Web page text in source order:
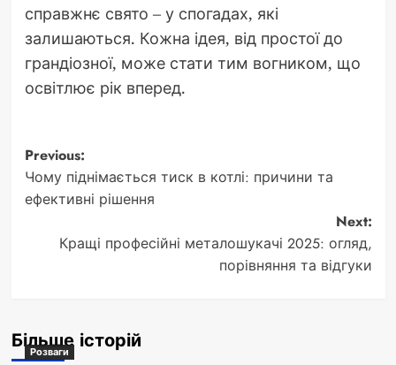
справжнє свято – у спогадах, які
залишаються. Кожна ідея, від простої до
грандіозної, може стати тим вогником, що
освітлює рік вперед.
Post
navigation
Previous:
Чому піднімається тиск в котлі: причини та
ефективні рішення
Next:
Кращі професійні металошукачі 2025: огляд,
порівняння та відгуки
Більше історій
Розваги